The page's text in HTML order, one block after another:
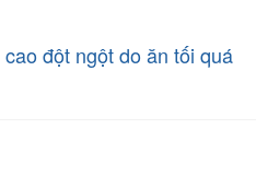
đột ngột do ăn tối quá